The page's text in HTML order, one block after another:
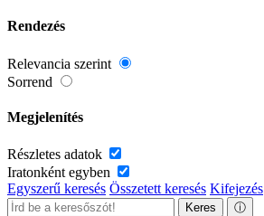
Rendezés
Relevancia szerint
Sorrend
Megjelenítés
Részletes adatok
Iratonként egyben
Egyszerű keresés Összetett keresés Kifejezés
Keres ⓘ